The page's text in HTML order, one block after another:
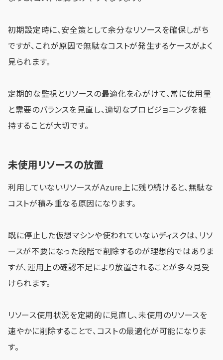
初期設定時に、安全策として余分なリソースを確保しがち
ですが、これが原因で無駄なコストが発生するケースがよく
見られます。
定期的な監視とリソースの最適化を心がけて、常に使用量
と需要のバランスを見直し、適切なプロビジョニングを維
持することが大切です。
未使用リソースの放置
利用していないリソースがAzure上に残り続けると、無駄な
コストが積み重なる原因になります。
既に停止した仮想マシンや使われていないディスクは、リソ
ースが不要になった段階で削除するのが理想的ではありま
すが、運用上の確認不足により放置されることが多々見受
けられます。
リソース使用状況を定期的に見直し、未使用のリソースを
速やかに削除することで、コストの最適化が可能になりま
す。